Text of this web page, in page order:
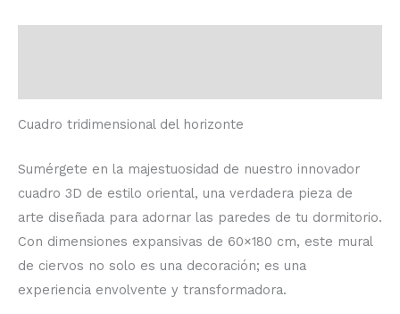
Cuadro tridimensional del horizonte
Sumérgete en la majestuosidad de nuestro innovador
cuadro 3D de estilo oriental, una verdadera pieza de
arte diseñada para adornar las paredes de tu dormitorio.
Con dimensiones expansivas de 60×180 cm, este mural
de ciervos no solo es una decoración; es una
experiencia envolvente y transformadora.